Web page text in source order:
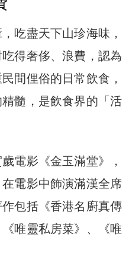
吃盡天下山珍海味，
得奢侈、浪費，認為
間俚俗的日常飲食，
髓，是飲食界的「活
電影《金玉滿堂》，
電影中飾演滿漢全席
包括《香港名廚真傳
唯靈私房菜》、《唯